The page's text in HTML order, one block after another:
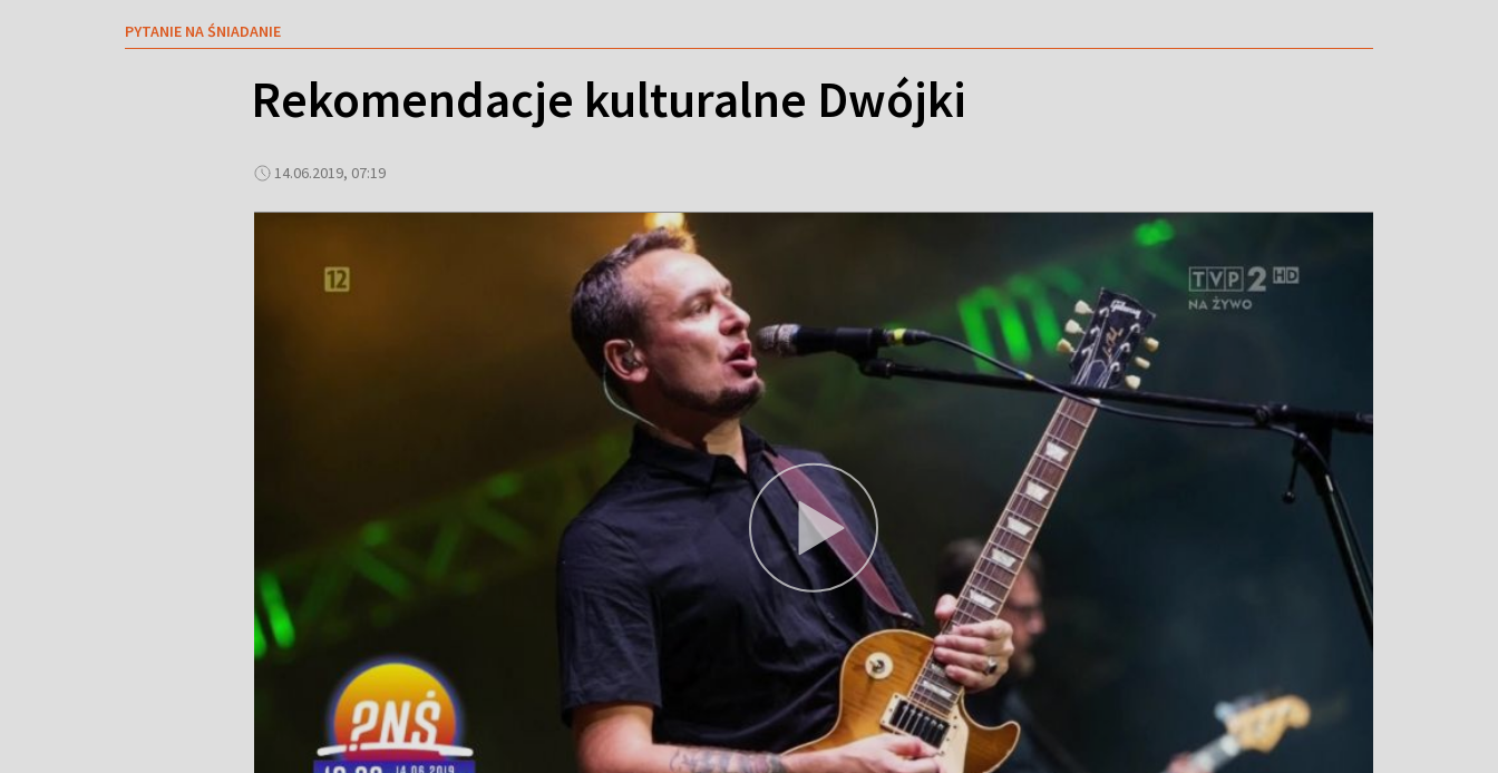
PYTANIE NA ŚNIADANIE
Rekomendacje kulturalne Dwójki
14.06.2019, 07:19